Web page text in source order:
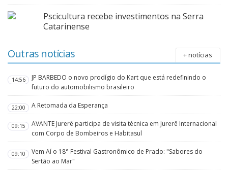
Pscicultura recebe investimentos na Serra
Catarinense
Outras notícias + notícias
14:56
JP BARBEDO o novo prodígio do Kart que está redefinindo o
futuro do automobilismo brasileiro
22:00 A Retomada da Esperança
09:15
AVANTE Jurerê participa de visita técnica em Jurerê Internacional
com Corpo de Bombeiros e Habitasul
09:10
Vem Aí o 18° Festival Gastronômico de Prado: "Sabores do
Sertão ao Mar"